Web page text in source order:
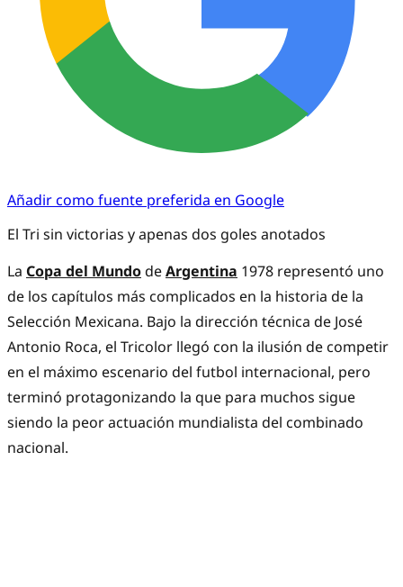
Añadir como fuente preferida en Google
El Tri sin victorias y apenas dos goles anotados
La Copa del MundodeArgentina 1978 representó uno
de los capítulos más complicados en la historia de la
Selección Mexicana. Bajo la dirección técnica de José
Antonio Roca, el Tricolor llegó con la ilusión de competir
en el máximo escenario del futbol internacional, pero
terminó protagonizando la que para muchos sigue
siendo la peor actuación mundialista del combinado
nacional.